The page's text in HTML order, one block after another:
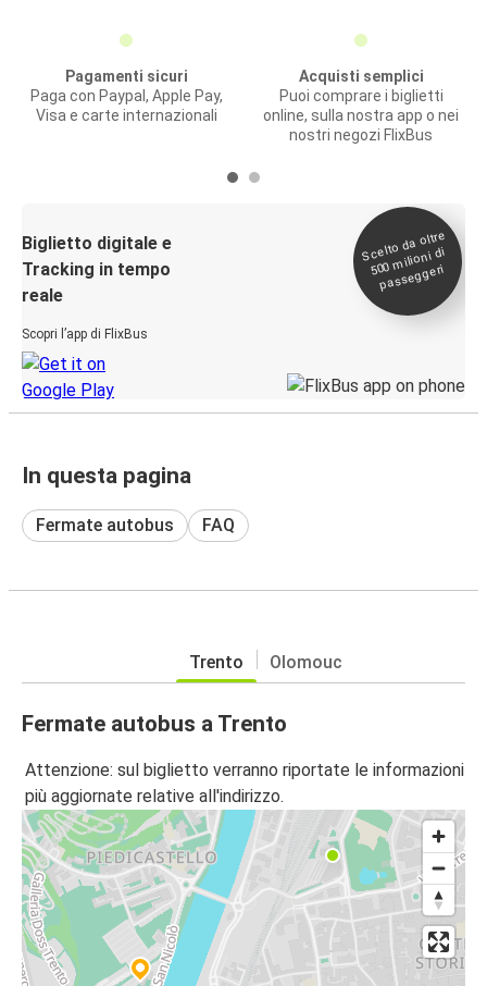
Pagamenti sicuri
Paga con Paypal, Apple Pay,
Visa e carte internazionali
Acquisti semplici
Puoi comprare i biglietti
online, sulla nostra app o nei
nostri negozi FlixBus
Biglietto digitale e
Tracking in tempo
reale
Scopri l’app di FlixBus
Scelto da oltre
500
milioni di
passeggeri
In questa pagina
Fermate autobus FAQ
Trento Olomouc
Fermate autobus a Trento
Attenzione: sul biglietto verranno riportate le informazioni
più aggiornate relative all'indirizzo.